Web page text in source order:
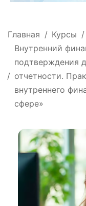
Главная Курсы
Внутренний
подтверждения
отчетности.
внутреннего
сфере»